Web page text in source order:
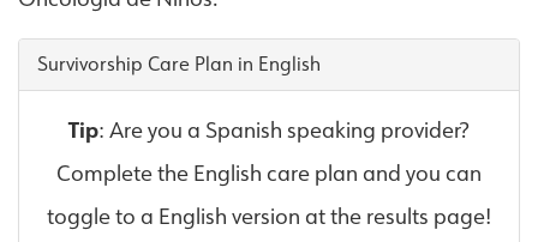
Survivorship Care Plan in English
Tip: Are you a Spanish speaking provider?
Complete the English care plan and you can
toggle to a English version at the results page!